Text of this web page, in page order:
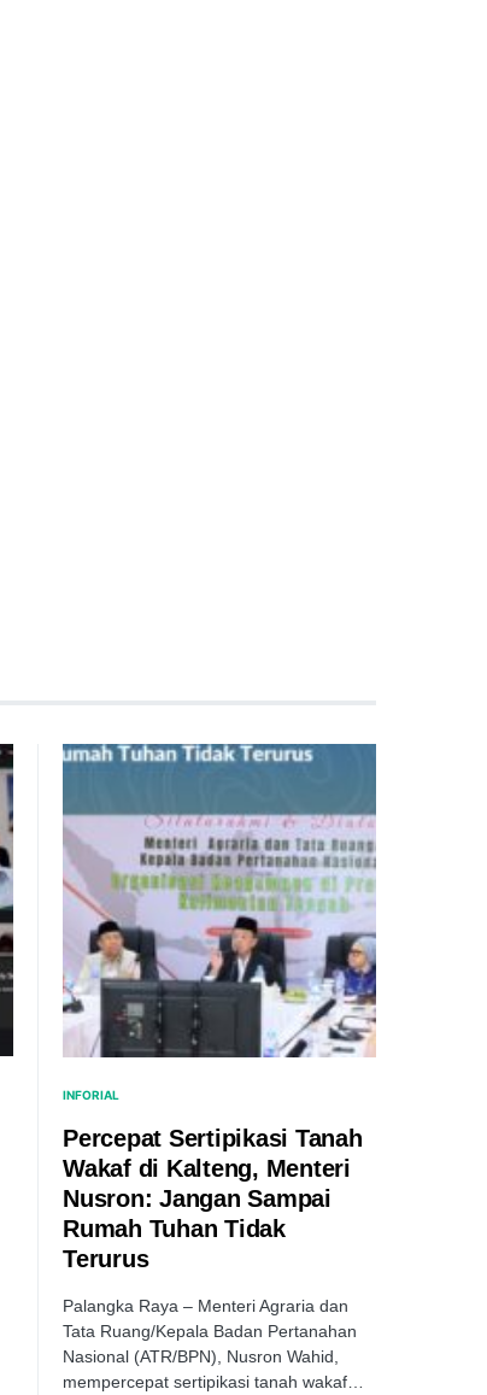
INFORIAL
Percepat Sertipikasi Tanah
Wakaf di Kalteng, Menteri
Nusron: Jangan Sampai
Rumah Tuhan Tidak
Terurus
Palangka Raya – Menteri Agraria dan
Tata Ruang/Kepala Badan Pertanahan
Nasional (ATR/BPN), Nusron Wahid,
mempercepat sertipikasi tanah wakaf…